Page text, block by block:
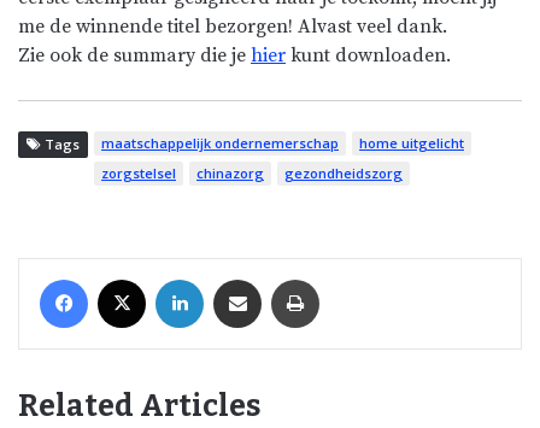
me de winnende titel bezorgen! Alvast veel dank.
Zie ook de summary die je hier kunt downloaden.
Tags maatschappelijk ondernemerschap
home uitgelicht
zorgstelsel
chinazorg gezondheidszorg
Related Articles